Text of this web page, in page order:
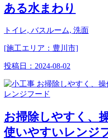
ある水まわり
トイレ, バスルーム, 洗面
[施工エリア：豊川市]
投稿日： 2024-08-02
お掃除しやすく、
使いやすいレンジ